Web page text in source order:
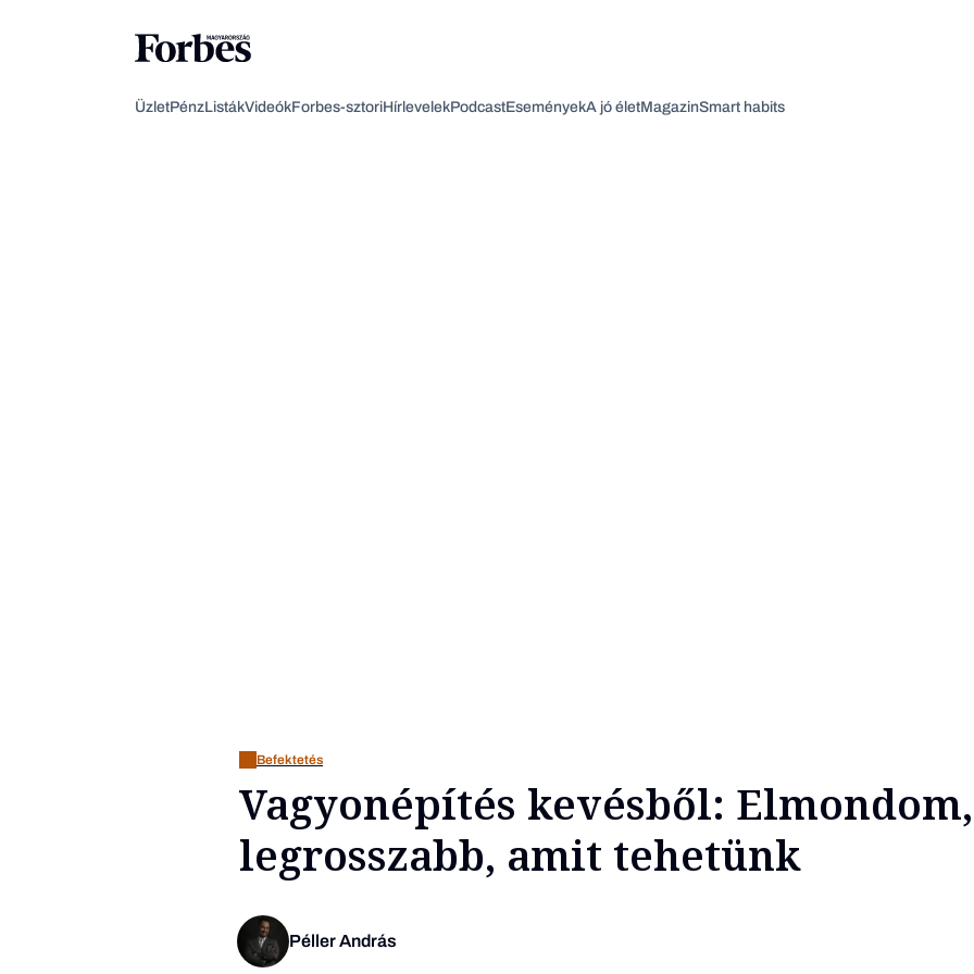
ÜzletPénzListákVideókForbes-sztoriHírlevelekPodcastEseményekA jó életMagazinSmart habits
Befektetés
Vagyonépítés kevésből:
legrosszabb, amit tehetünk
Péller András